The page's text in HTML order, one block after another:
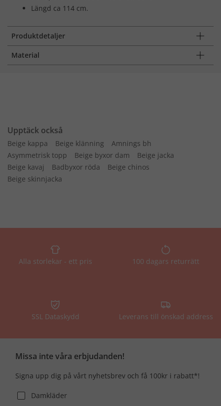
Längd ca 114 cm.
Produktdetaljer
Material
Upptäck också
Beige kappa Beige klänning
Amnings bh
Asymmetrisk topp
Beige byxor dam
Beige jacka
Beige kavaj
Badbyxor röda
Beige chinos
Beige skinnjacka
Alla storlekar - ett pris 100 dagars returrätt
SSL Dataskydd Leverans till önskad address
Missa inte våra erbjudanden!
Signa upp dig på vårt nyhetsbrev och få 100kr i rabatt*!
Damkläder